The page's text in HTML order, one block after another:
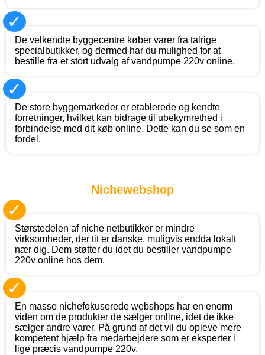
✓
De velkendte byggecentre køber varer fra talrige
specialbutikker, og dermed har du mulighed for at
bestille fra et stort udvalg af vandpumpe 220v online.
✓
De store byggemarkeder er etablerede og kendte
forretninger, hvilket kan bidrage til ubekymrethed i
forbindelse med dit køb online. Dette kan du se som en
fordel.
Nichewebshop
✓
Størstedelen af niche netbutikker er mindre
virksomheder, der tit er danske, muligvis endda lokalt
nær dig. Dem støtter du idet du bestiller vandpumpe
220v online hos dem.
✓
En masse nichefokuserede webshops har en enorm
viden om de produkter de sælger online, idet de ikke
sælger andre varer. På grund af det vil du opleve mere
kompetent hjælp fra medarbejdere som er eksperter i
lige præcis vandpumpe 220v.